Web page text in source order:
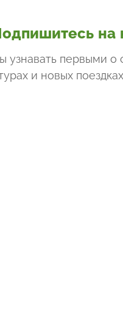
на
узнавать первыми о
и новых поездках